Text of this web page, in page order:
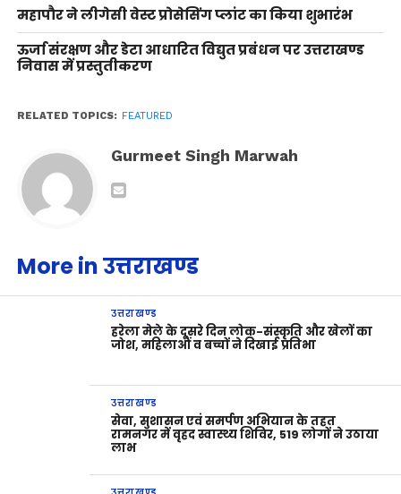
महापौर ने लीगेसी वेस्ट प्रोसेसिंग प्लांट का किया शुभारंभ
ऊर्जा संरक्षण और डेटा आधारित विद्युत प्रबंधन पर उत्तराखण्ड
निवास में प्रस्तुतीकरण
RELATED TOPICS: FEATURED
Gurmeet Singh Marwah
More in उत्तराखण्ड
उत्तराखण्ड
हरेला मेले के दूसरे दिन लोक-संस्कृति और खेलों का
जोश, महिलाओं व बच्चों ने दिखाई प्रतिभा
उत्तराखण्ड
सेवा, सुशासन एवं समर्पण अभियान के तहत
रामनगर में वृहद स्वास्थ्य शिविर, 519 लोगों ने उठाया
लाभ